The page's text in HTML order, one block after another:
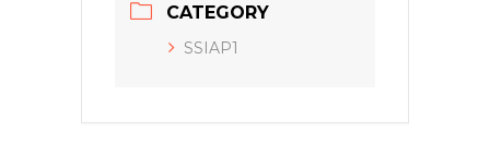
CATEGORY
SSIAP1